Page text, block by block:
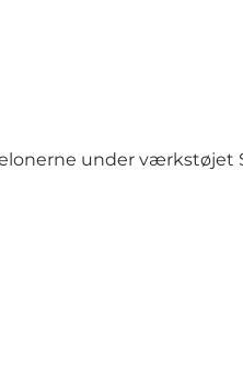
under værkstøjet